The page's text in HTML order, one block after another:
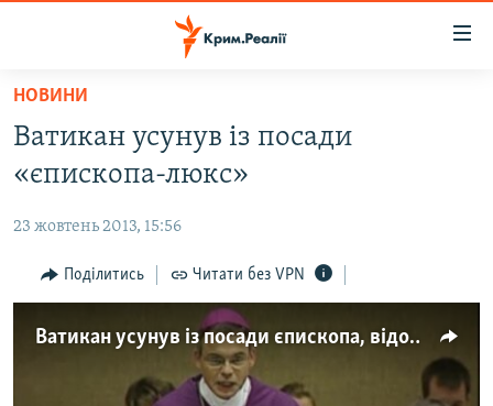
Перейти
основного
матеріалу
до
навігації
Перейти
ПОЛІТИКА
БЛОГИ
ВСЕ ЗА ДЕНЬ
НОВИНИ
Ватикан усунув із посади
«єпископа-люкс»
23 жовтень 2013, 15:56
Поділитись Читати без VPN
Ватикан усунув із посади єпископа, відомого розкішним стилем життя